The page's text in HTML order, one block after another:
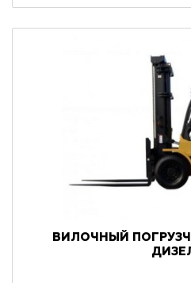
ВИЛОЧНЫЙ